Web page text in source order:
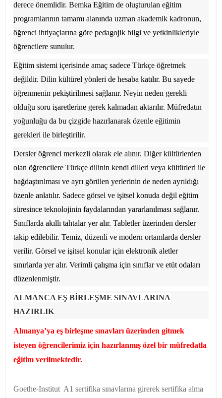
derece önemlidir.Bemka Eğitimde oluşturulan eğitim
programlarının tamamı alanında uzman akademik kadronun,
öğrenci ihtiyaçlarına göre pedagojik bilgi ve yetkinlikleriyle
öğrencilere sunulur.
Eğitim sistemi içerisinde amaç sadece Türkçe öğretmek
değildir. Dilin kültürel yönleri de hesaba katılır. Bu sayede
öğrenmenin pekiştirilmesi sağlanır. Neyin neden gerekli
olduğu soru işaretlerine gerek kalmadan aktarılır. Müfredatın
yoğunluğu da bu çizgide hazırlanarak özenle eğitimin
gerekleri ile birleştirilir.
Dersler öğrenci merkezli olarak ele alınır. Diğer kültürlerden
olan öğrencilere Türkçe dilinin kendi dilleri veya kültürleri ile
bağdaştırılması ve ayrı görülen yerlerinin de neden ayrıldığı
özenle anlatılır. Sadece görsel ve işitsel konuda değil eğitim
süresince teknolojinin faydalarından yararlanılması sağlanır.
Sınıflarda akıllı tahtalar yer alır. Tabletler üzerinden dersler
takip edilebilir. Temiz, düzenli ve modern ortamlarda dersler
verilir. Görsel ve işitsel konular için elektronik aletler
sınırlarda yer alır. Verimli çalışma için sınıflar ve etüt odaları
düzenlenmiştir.
ALMANCA EŞ BİRLEŞME SINAVLARINA
HAZIRLIK
Almanya’ya eş birleşme sınavları üzerinden gitmek
isteyen öğrencilerimiz için hazırlanmış özel bir müfredatla
eğitim verilmektedir.
Goethe-Institut A1 sertifika sınavlarına girerek sertifika alma